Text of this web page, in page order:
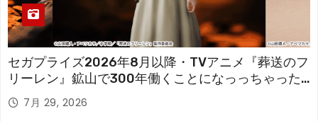
セガプライズ2026年8月以降・TVアニメ『葬送のフ
リーレン』鉱山で300年働くことになっっちゃった
「フリーレン」を立体化！
7月 29, 2026